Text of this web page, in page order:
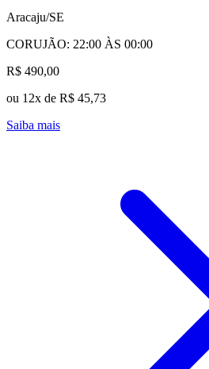
Aracaju/SE
CORUJÃO: 22:00 ÀS 00:00
R$ 490,00
ou 12x de R$ 45,73
Saiba mais